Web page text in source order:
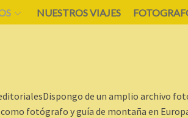
NUESTROS VIAJES
de un amplio archivo
fotógrafo y guía de montaña en